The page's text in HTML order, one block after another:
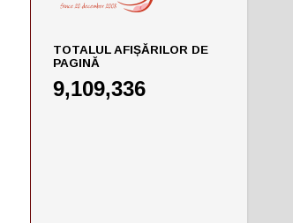
TOTALUL AFIȘĂRILOR DE
PAGINĂ
9,109,336